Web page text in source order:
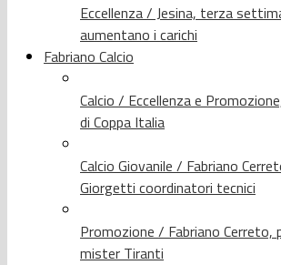
Eccellenza / Jesina, terza
aumentano i carichi
Fabriano Calcio
Calcio / Eccellenza e
di Coppa Italia
Calcio Giovanile / Fabriano
Giorgetti coordinatori tecnici
Promozione / Fabriano Cerreto,
mister Tiranti